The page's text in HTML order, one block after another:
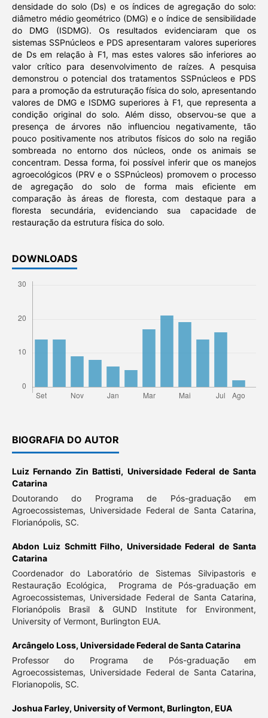
densidade do solo (Ds) e os índices de agregação do solo:
diâmetro médio geométrico (DMG) e o índice de sensibilidade
do DMG (ISDMG). Os resultados evidenciaram que os
sistemas SSPnúcleos e PDS apresentaram valores superiores
de Ds em relação à F1, mas estes valores são inferiores ao
valor crítico para desenvolvimento de raízes. A pesquisa
demonstrou o potencial dos tratamentos SSPnúcleos e PDS
para a promoção da estruturação física do solo, apresentando
valores de DMG e ISDMG superiores à F1, que representa a
condição original do solo. Além disso, observou-se que a
presença de árvores não influenciou negativamente, tão
pouco positivamente nos atributos físicos do solo na região
sombreada no entorno dos núcleos, onde os animais se
concentram. Dessa forma, foi possível inferir que os manejos
agroecológicos (PRV e o SSPnúcleos) promovem o processo
de agregação do solo de forma mais eficiente em
comparação às áreas de floresta, com destaque para a
floresta secundária, evidenciando sua capacidade de
restauração da estrutura física do solo.
DOWNLOADS
BIOGRAFIA DO AUTOR
Luiz Fernando Zin Battisti, Universidade Federal de Santa
Catarina
Doutorando do Programa de Pós-graduação em
Agroecossistemas, Universidade Federal de Santa Catarina,
Florianópolis, SC.
Abdon Luiz Schmitt Filho, Universidade Federal de Santa
Catarina
Coordenador do Laboratório de Sistemas Silvipastoris e
Restauração Ecológica, Programa de Pós-graduação em
Agroecossistemas, Universidade Federal de Santa Catarina,
Florianópolis Brasil & GUND Institute for Environment,
University of Vermont, Burlington EUA.
Arcângelo Loss, Universidade Federal de Santa Catarina
Professor do Programa de Pós-graduação em
Agroecossistemas, Universidade Federal de Santa Catarina,
Florianopolis, SC.
Joshua Farley, University of Vermont, Burlington, EUA